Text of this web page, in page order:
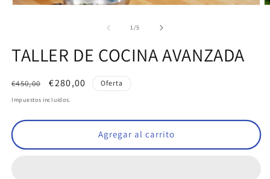
una
ventana
1/de
5
TALLER DE COCINA AVANZADA
Precio
habitual
€450,00
Precio
de
€280,00 Oferta
Impuestos incluidos.
Agregar al carrito